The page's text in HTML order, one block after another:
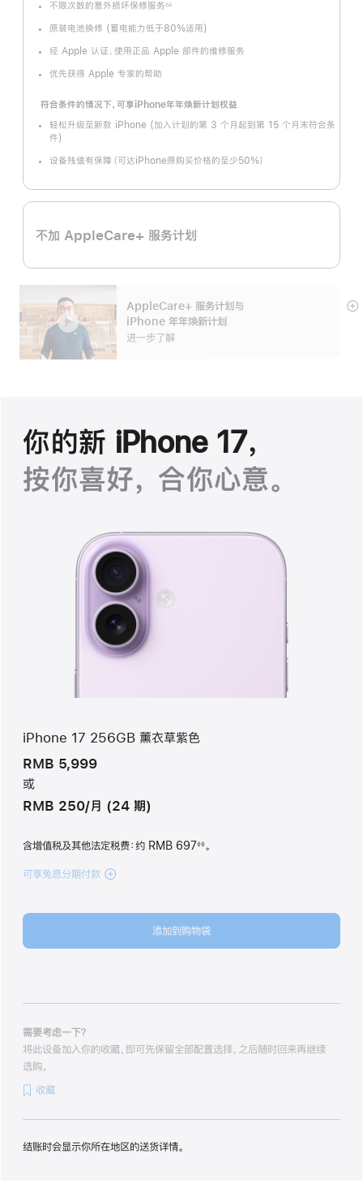
不限次数的意外损坏保修服务∆∆
原装电池换修 (蓄电能力低于80%适用)
经 Apple 认证、使用正品 Apple 部件的维修服务
优先获得 Apple 专家的帮助
符合条件的情况下，可享iPhone年年焕新计划权益
轻松升级至新款 iPhone (加入计划的第 3 个月起到第 15 个月末符合条
件)
设备残值有保障（可达iPhone原购买价格的至少50%）
不加 AppleCare+ 服务计划
AppleCare+ 服务计划 与
iPhone 年年焕新计划
进一步了解
展
你的新 iPhone 17，
按你喜好， 合你心意。
iPhone 17 256GB 薰衣草紫色
RMB 5,999
或
RMB 250/月 (24 期)
含增值税及其他法定税费：约 RMB 697◊◊。
可享免息分期付款 (iPhone 17
紫
期
添加到购物袋
需要考虑一下？
将此设备加入你的收藏，即可先保留全部配置选择，之后随时回来再继续
选购。
收藏
结账时会显示你所在地区的送货详情。